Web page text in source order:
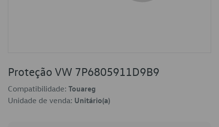
Proteção VW 7P6805911D9B9
Compatibilidade: Touareg
Unidade de venda: Unitário(a)